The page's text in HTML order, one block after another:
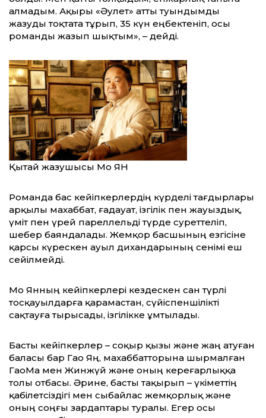
алмадым. Ақыры «Әулет» атты туындымды
жазуды тоқтата тұрып, 35 күн еңбектеніп, осы
романды жазып шықтым», – дейді.
Қытай жазушысы Мо ЯН
Романда бас кейіпкерлердің күр­делі тағдырлары
арқылы махаббат, ғадауат, ізгілік пен жауыздық,
үміт пен үрей пареллельді түрде суреттеліп,
шебер баяндалады. Жемқор басшының езгісіне
қарсы күрескен ауыл диханда­рының сенімі еш
сейілмейді.
Мо Янның кейіпкерлері кездескен сан түрлі
тосқауылдарға қара­мас­тан, сүйіспеншілікті
сақтауға тырысады, ізгілікке ұмтылады.
Басты кейіпкерлер – соқыр қызы және жаң атуған
баласы бар Гао Яң, махаббатторына шырмалған
ГаоМа мен Жинжүй және оның кереғарлыққа
толы отбасы. Әрине, басты тақырып – үкіметтің
қабілетсіздігі мен сыбайлас жемқорлық және
оның соңғы зардаптары туралы. Егер осы